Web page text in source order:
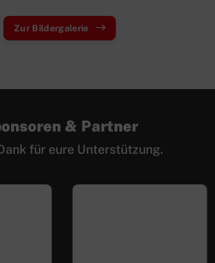
Zur Bildergalerie
& Partner
für eure Unterstützung.